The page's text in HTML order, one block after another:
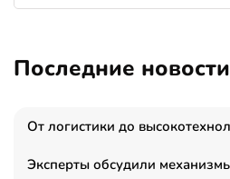
Последние новости